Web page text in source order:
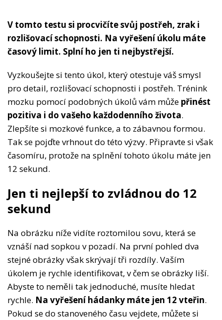
V tomto testu si procvičíte svůj postřeh, zrak i
rozlišovací schopnosti. Na vyřešení úkolu máte
časový limit. Splní ho jen ti nejbystřejší.
Vyzkoušejte si tento úkol, který otestuje váš smysl
pro detail, rozlišovací schopnosti i postřeh. Trénink
mozku pomocí podobných úkolů vám může přinést
pozitiva i do vašeho každodenního života.
Zlepšíte si mozkové funkce, a to zábavnou formou.
Tak se pojďte vrhnout do této výzvy. Připravte si však
časomíru, protože na splnění tohoto úkolu máte jen
12 sekund.
Jen ti nejlepší to zvládnou do 12
sekund
Na obrázku níže vidíte roztomilou sovu, která se
vznáší nad sopkou v pozadí. Na první pohled dva
stejné obrázky však skrývají tři rozdíly. Vaším
úkolem je rychle identifikovat, v čem se obrázky liší.
Abyste to neměli tak jednoduché, musíte hledat
rychle. Na vyřešení hádanky máte jen 12 vteřin.
Pokud se do stanoveného času vejdete, můžete si